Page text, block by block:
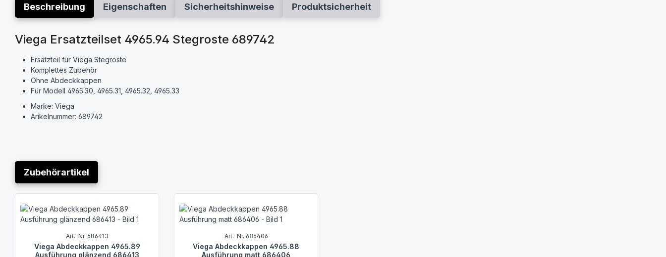
Beschreibung Eigenschaften Sicherheitshinweise Produktsicherheit
Viega Ersatzteilset 4965.94 Stegroste 689742
Ersatzteil für Viega Stegroste
Komplettes Zubehör
Ohne Abdeckkappen
Für Modell 4965.30, 4965.31, 4965.32, 4965.33
Marke: Viega
Arikelnummer: 689742
Zubehörartikel
Art.-Nr. 686413
Viega Abdeckkappen 4965.89
Ausführung glänzend 686413
Art.-Nr. 686406
Viega Abdeckkappen 4965.88
Ausführung matt 686406